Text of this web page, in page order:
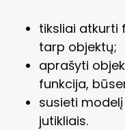
tiksliai atkurti
tarp objektų;
aprašyti
funkcija,
susieti
jutikliais.